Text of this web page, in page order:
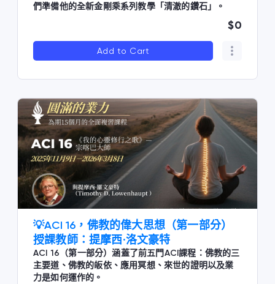
們準備他的全新金剛乘系列教學「清澈的鑽石」。
$0
Add to Cart
💡ACI 16，佛教的偉大思想（第一部分）
授課教師：提摩西·洛文豪特
ACI 16（第一部分）涵蓋了前五門ACI課程：佛教的三
主要道、佛教的皈依、應用冥想、來世的證明以及業
力是如何運作的。